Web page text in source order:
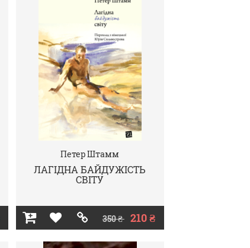
Петер Штамм
ЛАГІДНА БАЙДУЖІСТЬ
СВІТУ
350 ₴ 210 ₴